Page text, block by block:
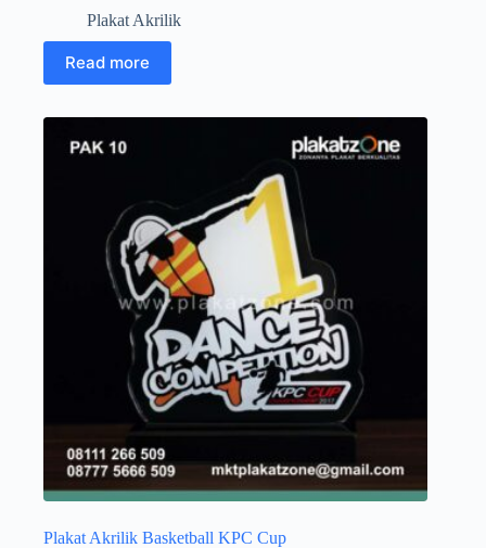
Plakat Akrilik
Read more
Plakat Akrilik Basketball KPC Cup